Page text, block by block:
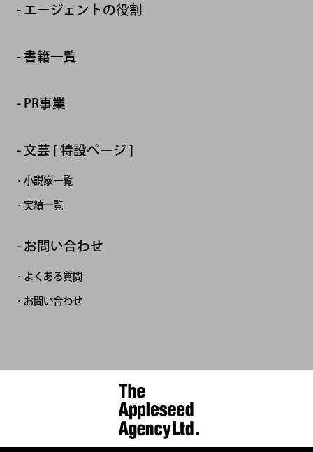
エージェントの役割
書籍一覧
PR事業
文芸 [ 特設ページ ]
小説家一覧
実績一覧
お問い合わせ
よくある質問
お問い合わせ